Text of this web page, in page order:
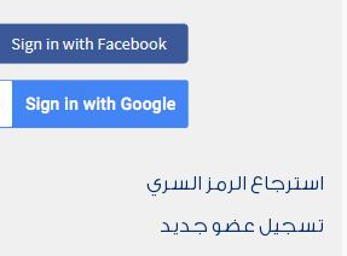
استرجاع الرمز السري
تسجيل عضو جديد